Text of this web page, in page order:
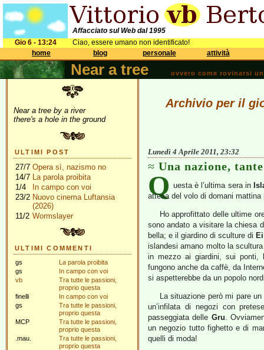
Affacciato sul Web dal 1995
Gio 6 - 13:24
Ciao, essere umano non identificato!
home
blog personale attività
Near a tree ovvero come rovinarsi
Near a tree by a river
there's a hole in the ground
ULTIMI POST
27/7 Opera sì, nazismo no
14/7 La parola proibita
1/4
In campo con voi
23/2 Nuovo cinema Luftansia
(2026)
11/2 Wormslayer
ULTIMI COMMENTI
gs
La parola proibita
gs
In campo con voi
vb
Tra tutte le passioni,
proprio questa
finelli
In campo con voi
gs
Tra tutte le passioni,
proprio questa
MCP
Tra tutte le passioni,
proprio questa
.mau.
Tra tutte le passioni,
proprio questa
Archivio per il
Lunedì 4 Aprile 2011, 23:32
Una nazione,
Q uesta è l’ultima sera in
attesa del volo di domani mattina
Ho approfittato delle ultime
sono andato a visitare la chiesa
bella; e il giardino di sculture di
islandesi amano molto la
in mezzo ai giardini, sui ponti,
fungono anche da caffè, da
si aspetterebbe da un popolo
La situazione però mi pare
un’infilata di negozi con
passeggiata delle Gru.
un negozio tutto fighetto e di
quelli di moda!